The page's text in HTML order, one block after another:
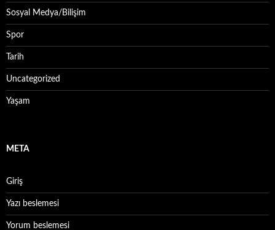
Sosyal Medya/Bilişim
Spor
Tarih
Uncategorized
Yaşam
META
Giriş
Yazı beslemesi
Yorum beslemesi